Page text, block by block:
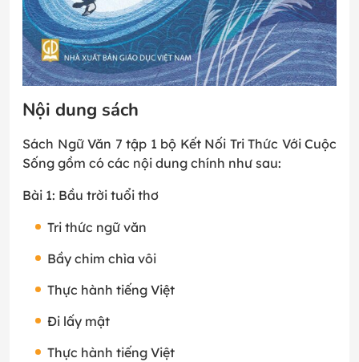
Nội dung sách
Sách Ngữ Văn 7 tập 1 bộ Kết Nối Tri Thức Với Cuộc
Sống gồm có các nội dung chính như sau:
Bài 1: Bầu trời tuổi thơ
Tri thức ngữ văn
Bầy chim chìa vôi
Thực hành tiếng Việt
Đi lấy mật
Thực hành tiếng Việt